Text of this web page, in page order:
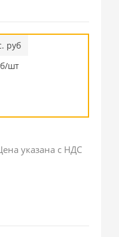
руб
шт
указана с НДС